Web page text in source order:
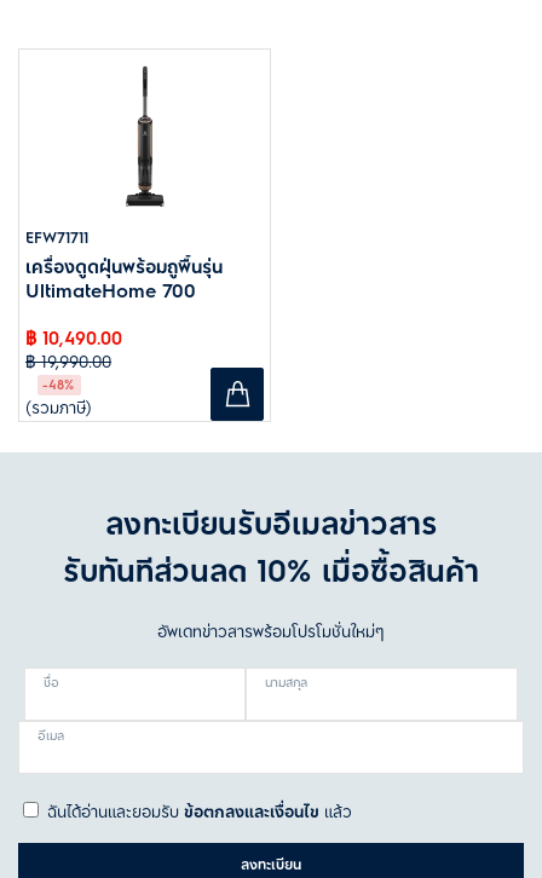
EFW71711
เครื่องดูดฝุ่นพร้อมถูพื้นรุ่น
UltimateHome 700
฿ 10,490.00
฿ 19,990.00
-48%
(รวมภาษี)
ลงทะเบียนรับอีเมลข่าวสาร
รับทันทีส่วนลด 10% เมื่อซื้อสินค้า
อัพเดทข่าวสารพร้อมโปรโมชั่นใหม่ๆ
ชื่อ นามสกุล
อีเมล
ฉันได้อ่านและยอมรับข้อตกลงและเงื่อนไข แล้ว
ลงทะเบียน